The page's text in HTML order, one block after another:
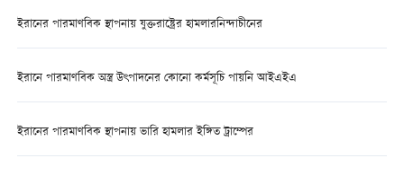
ইরানের পারমাণবিক স্থাপনায় যুক্তরাষ্ট্রের হামলারনিন্দাচীনের
ইরানে পারমাণবিক অস্ত্র উৎপাদনের কোনো কর্মসূচি পায়নি আইএইএ
ইরানের পারমাণবিক স্থাপনায় ভারি হামলার ইঙ্গিত ট্রাম্পের